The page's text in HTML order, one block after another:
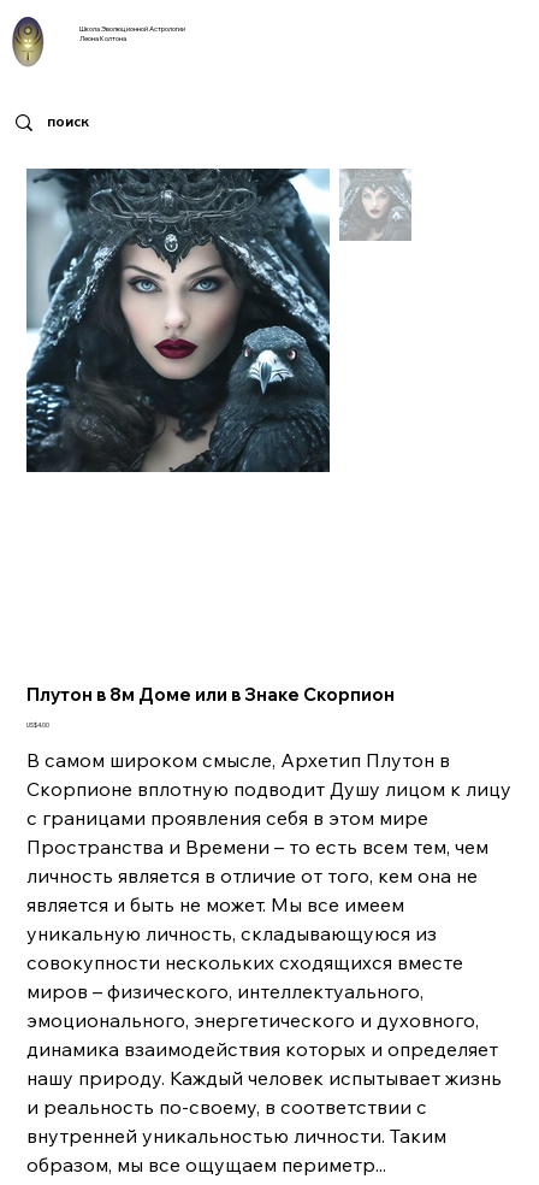
Школа Эволюционной Астрологии
Леона Колтона
Плутон в 8м Доме или в Знаке Скорпион
Цена
US$4.00
В самом широком смысле, Архетип Плутон в
Скорпионе вплотную подводит Душу лицом к лицу
с границами проявления себя в этом мире
Пространства и Времени – то есть всем тем, чем
личность является в отличие от того, кем она не
является и быть не может. Мы все имеем
уникальную личность, складывающуюся из
совокупности нескольких сходящихся вместе
миров – физического, интеллектуального,
эмоционального, энергетического и духовного,
динамика взаимодействия которых и определяет
нашу природу. Каждый человек испытывает жизнь
и реальность по-своему, в соответствии с
внутренней уникальностью личности. Таким
образом, мы все ощущаем периметр...